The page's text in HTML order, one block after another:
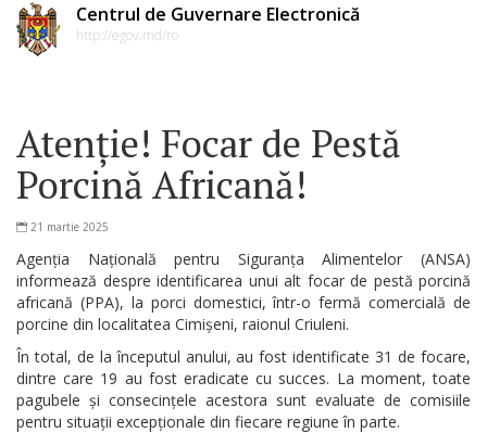
Centrul de Guvernare Electronică
http://egov.md/ro
Atenție! Focar de Pestă
Porcină Africană!
21 martie 2025
Agenția Națională pentru Siguranța Alimentelor (ANSA)
informează despre identificarea unui alt focar de pestă porcină
africană (PPA), la porci domestici, într-o fermă comercială de
porcine din localitatea Cimișeni, raionul Criuleni.
În total, de la începutul anului, au fost identificate 31 de focare,
dintre care 19 au fost eradicate cu succes. La moment, toate
pagubele și consecințele acestora sunt evaluate de comisiile
pentru situații excepționale din fiecare regiune în parte.